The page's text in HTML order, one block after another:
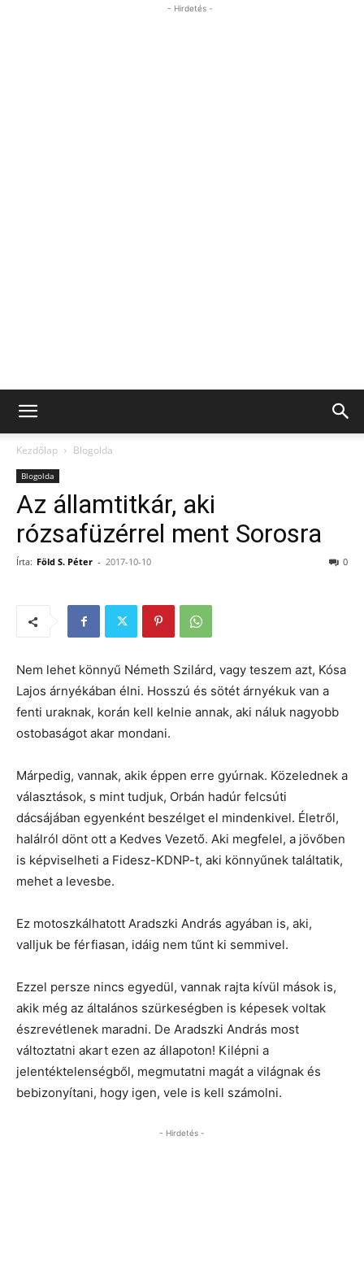
- Hirdetés -
Kezdőlap Blogolda
Blogolda
Az államtitkár, aki
rózsafüzérrel ment Sorosra
Írta: Föld S. Péter - 2017-10-10 0
Nem lehet könnyű Németh Szilárd, vagy teszem azt, Kósa
Lajos árnyékában élni. Hosszú és sötét árnyékuk van a
fenti uraknak, korán kell kelnie annak, aki náluk nagyobb
ostobaságot akar mondani.
Márpedig, vannak, akik éppen erre gyúrnak. Közelednek a
választások, s mint tudjuk, Orbán hadúr felcsúti
dácsájában egyenként beszélget el mindenkivel. Életről,
halálról dönt ott a Kedves Vezető. Aki megfelel, a jövőben
is képviselheti a Fidesz-KDNP-t, aki könnyűnek találtatik,
mehet a levesbe.
Ez motoszkálhatott Aradszki András agyában is, aki,
valljuk be férfiasan, idáig nem tűnt ki semmivel.
Ezzel persze nincs egyedül, vannak rajta kívül mások is,
akik még az általános szürkeségben is képesek voltak
észrevétlenek maradni. De Aradszki András most
változtatni akart ezen az állapoton! Kilépni a
jelentéktelenségből, megmutatni magát a világnak és
bebizonyítani, hogy igen, vele is kell számolni.
- Hirdetés -